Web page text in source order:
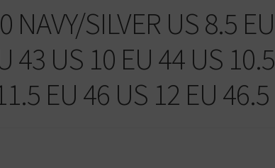
SILVER US 8.5 EU
43 US 10 EU 44 US 10.5
EU 46 US 12 EU 46.5